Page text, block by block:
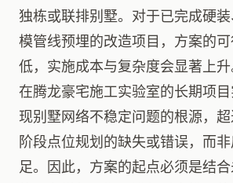
独栋或联排别墅。对于已完成硬
模管线预埋的改造项目，方案的
低，实施成本与复杂度会显著上升
在腾龙豪宅施工实验室的长期项
现别墅网络不稳定问题的根源，
阶段点位规划的缺失或错误，而
足。因此，方案的起点必须是结